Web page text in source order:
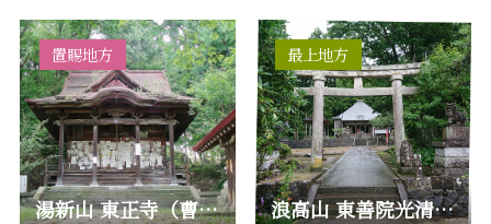
す。温泉郷全体が真っ赤
に紅葉…
とから「烏帽子山千本
桜」とよ…
湯新山 東正寺（曹洞宗）/ 置賜三十三観音 第12番 赤湯聖観音
置賜地方
浪高山 東善院光清寺（天台宗）/ 最上三十三観音 第31番 富沢…
最上地方